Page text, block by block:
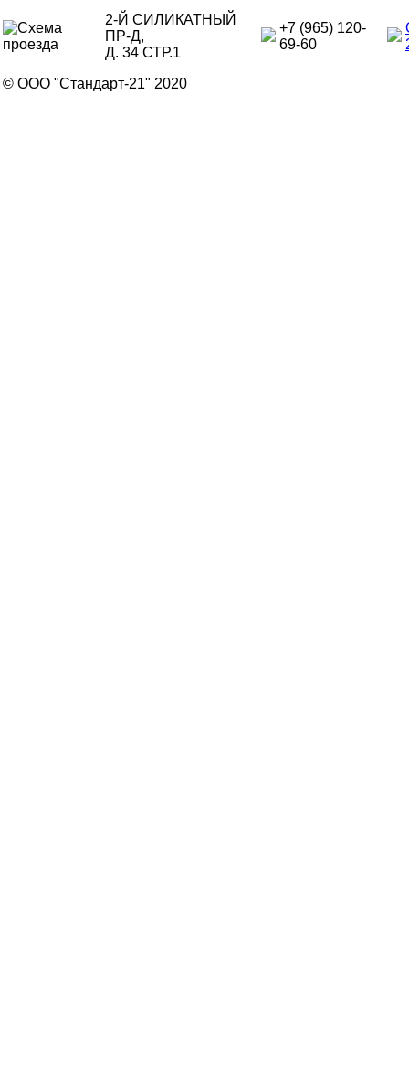
2-Й СИЛИКАТНЫЙ
ПР-Д,
Д. 34 СТР.1
+7 (965) 120-
69-60
© ООО "Стандарт-21" 2020